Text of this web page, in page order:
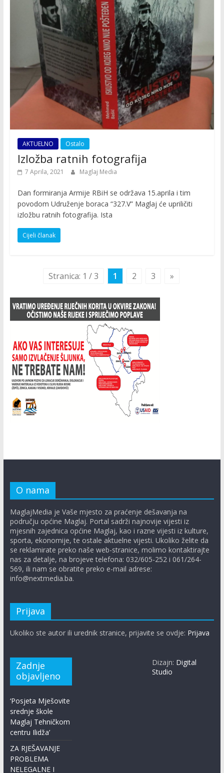
AKTUELNO Ostalo
Izložba ratnih fotografija
7 Aprila, 2021 Maglaj Media
Dan formiranja Armije RBiH se održava 15.aprila i tim
povodom Udruženje boraca “327.V” Maglaj će upriličiti
izložbu ratnih fotografija. Ista
Cijeli članak
Stranica: 1 / 3 1 2 3 »
O nama
MaglajMedia je Vaše mjesto za praćenje dešavanja na
području općine Maglaj. Portal sadrži najnovije vijesti iz
mjesnih zajednica općine Maglaj, kao i razne vijesti iz kulture,
sporta, ekonomije, te ostale aktuelne vijesti. Ukoliko želite da
se reklamirate preko naše web-stranice, molimo kontaktirajte
nas za detalje, na brojeve telefona: 032/605-252 i 061/264-
569, ili nam se obratite preko e-mail adrese:
info@nextmedia.ba.
Prijava
Ukoliko ste autor ili urednik stranice, prijavite se ovdje: Prijava
Zadnje
objavljeno
‘Posjeta Mješovite
srednje škole
Maglaj Tehničkom
centru Ilidža’
ZA RJEŠAVANJE
PROBLEMA
NELEGALNE I
Dizajn: Digital
Studio